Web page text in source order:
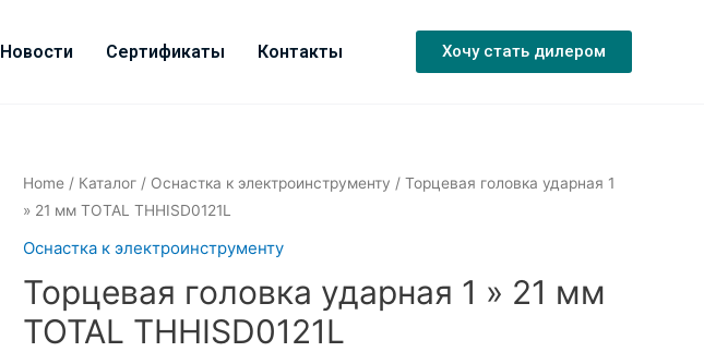
Новости Сертификаты Контакты Хочу стать дилером
Home / Каталог / Оснастка к электроинструменту / Торцевая головка ударная 1
» 21 мм TOTAL THHISD0121L
Оснастка к электроинструменту
Торцевая головка ударная 1 » 21 мм
TOTAL THHISD0121L